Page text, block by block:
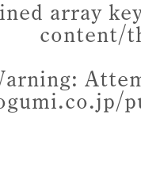
array
content/
: